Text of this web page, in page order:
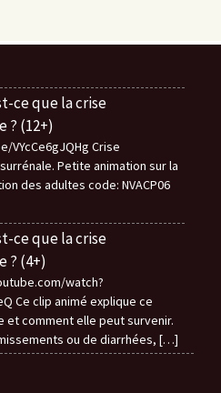
ce que la crise
? (12+)
VYcCe6gJQHg Crise
Petite animation sur la
des adultes code: NVACP06
ce que la crise
? (4+)
watch?
Ce clip animé explique ce
et comment elle peut survenir.
ou de diarrhées, […]